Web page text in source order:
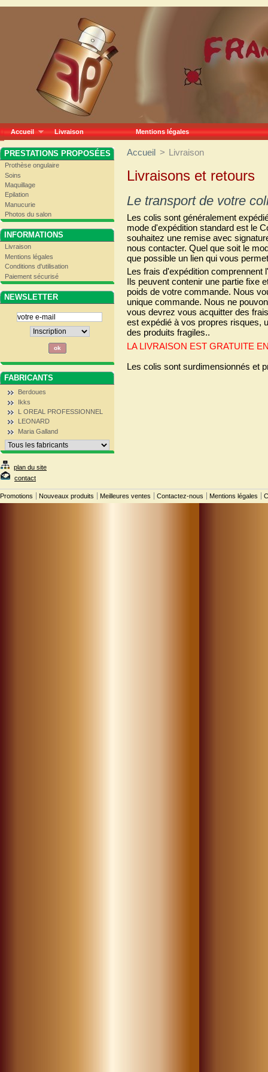
Accueil Livraison Mentions légales
PRESTATIONS PROPOSÉES
Prothèse ongulaire
Soins
Maquillage
Epilation
Manucurie
Photos du salon
INFORMATIONS
Livraison
Mentions légales
Conditions d'utilisation
Paiement sécurisé
NEWSLETTER
FABRICANTS
Berdoues
Ikks
L OREAL PROFESSIONNEL
LEONARD
Maria Galland
plan du site
contact
Accueil > Livraison
Livraisons et retours
Le transport de votre
Les colis sont généralement
mode d'expédition standard est le
souhaitez une remise avec
nous contacter. Quel que soit le
que possible un lien qui vous
Les frais d'expédition comprennent
Ils peuvent contenir une partie fixe
poids de votre commande. Nous
unique commande. Nous ne
vous devrez vous acquitter des
est expédié à vos propres risques,
des produits fragiles..
LA LIVRAISON EST GRATUITE
Les colis sont surdimensionnés et
Promotions Nouveaux produits Meilleures ventes Contactez-nous Mentions légales